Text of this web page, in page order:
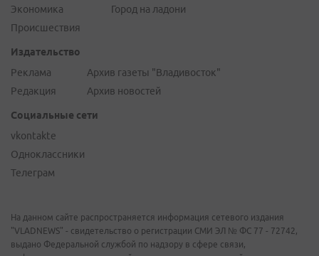
Экономика
Происшествия
Город на ладони
Издательство
Реклама
Редакция
Архив газеты "Владивосток"
Архив новостей
Социальные сети
vkontakte
Одноклассники
Телеграм
На данном сайте распространяется информация сетевого издания
"VLADNEWS" - свидетельство о регистрации СМИ ЭЛ № ФС 77 - 72742,
выдано Федеральной службой по надзору в сфере связи,